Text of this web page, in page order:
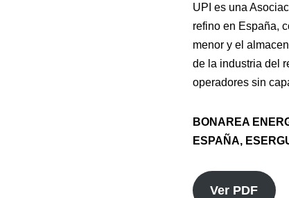
UPI es una
refino en España,
menor y el
de la industria del
operadores sin
BONAREA
ESPAÑA,
Ver PDF